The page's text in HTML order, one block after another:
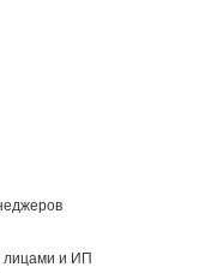
лицами и ИП